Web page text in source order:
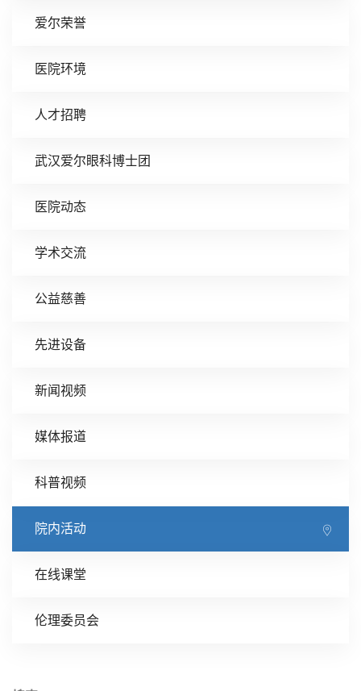
爱尔荣誉
医院环境
人才招聘
武汉爱尔眼科博士团
医院动态
学术交流
公益慈善
先进设备
新闻视频
媒体报道
科普视频
院内活动
在线课堂
伦理委员会